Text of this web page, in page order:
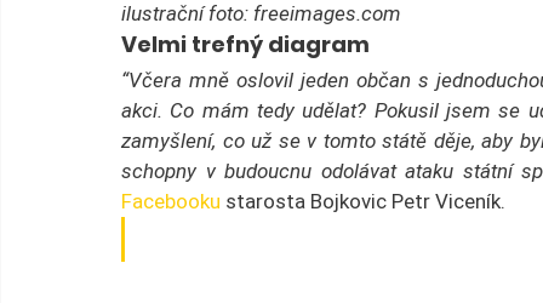
ilustrační foto: freeimages.com
Velmi trefný diagram
“Včera mně oslovil jeden občan s
akci. Co mám tedy udělat? Pokusil jsem se
zamyšlení, co už se v tomto státě děje, aby
schopny v budoucnu odolávat ataku státní
Facebooku starosta Bojkovic Petr Viceník.